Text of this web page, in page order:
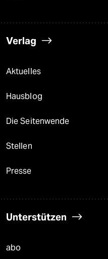
Verlag
Aktuelles
Hausblog
Die Seitenwende
Stellen
Presse
Unterstützen
abo